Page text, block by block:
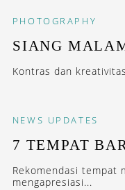
PHOTOGRAPHY
SIANG
Kontras dan
NEWS UPDATES
7 TEMPAT
Rekomendasi tempat
mengapresiasi...